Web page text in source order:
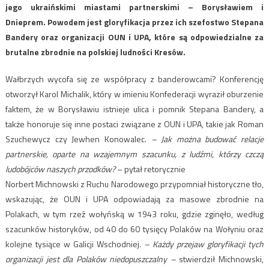
jego ukraińskimi miastami partnerskimi – Borysławiem i
Dnieprem. Powodem jest gloryfikacja przez ich szefostwo Stepana
Bandery oraz organizacji OUN i UPA, które są odpowiedzialne za
brutalne zbrodnie na polskiej ludności Kresów.
Wałbrzych wycofa się ze współpracy z banderowcami? Konferencję
otworzył Karol Michalik, który w imieniu Konfederacji wyraził oburzenie
faktem, że w Borysławiu istnieje ulica i pomnik Stepana Bandery, a
także honoruje się inne postaci związane z OUN i UPA, takie jak Roman
Szuchewycz czy Jewhen Konowalec. – Jak można budować relacje
partnerskie, oparte na wzajemnym szacunku, z ludźmi, którzy czczą
ludobójców naszych przodków?– pytał retorycznie
Norbert Michnowski z Ruchu Narodowego przypomniał historyczne tło,
wskazując, że OUN i UPA odpowiadają za masowe zbrodnie na
Polakach, w tym rzeź wołyńską w 1943 roku, gdzie zginęło, według
szacunków historyków, od 40 do 60 tysięcy Polaków na Wołyniu oraz
kolejne tysiące w Galicji Wschodniej. – Każdy przejaw gloryfikacji tych
organizacji jest dla Polaków niedopuszczalny –stwierdził Michnowski,